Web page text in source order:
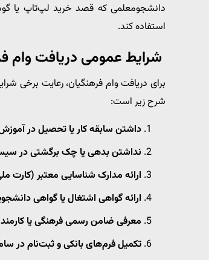
استفاده کند.
شرایط عمومی دریافت وام
برای دریافت وام فرهنگیان، رعایت برخی
شرح زیر است:
داشتن سابقه کار یا تحصیل در
نداشتن بدهی یا چک برگشتی در
ارائه مدارک شناسایی معتبر (کارت
ارائه گواهی اشتغال یا گواهی
معرفی ضامن رسمی فرهنگی یا
تکمیل فرم‌های بانکی و ثبت‌نام در